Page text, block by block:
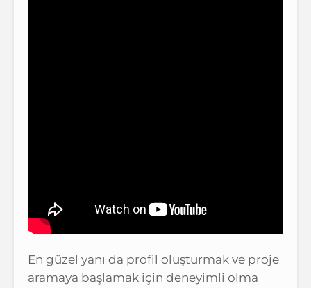
En güzel yanı da profil oluşturmak ve proje
aramaya başlamak için deneyimli olma